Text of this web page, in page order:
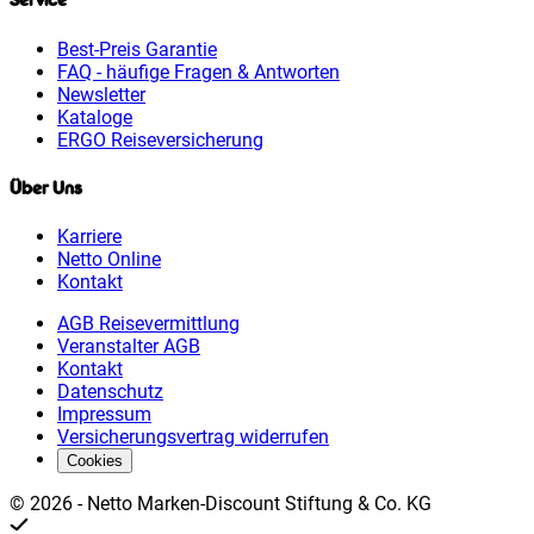
Best-Preis Garantie
FAQ - häufige Fragen & Antworten
Newsletter
Kataloge
ERGO Reiseversicherung
Über Uns
Karriere
Netto Online
Kontakt
AGB Reisevermittlung
Veranstalter AGB
Kontakt
Datenschutz
Impressum
Versicherungsvertrag widerrufen
Cookies
© 2026 - Netto Marken-Discount Stiftung & Co. KG